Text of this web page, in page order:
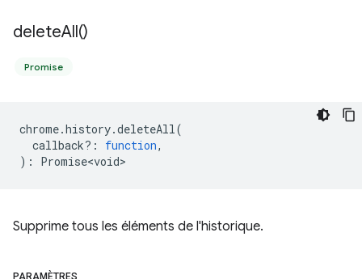
deleteAll()
Promise
chrome.history.deleteAll(
callback? : function,
) : Promise<void>
Supprime tous les éléments de l'historique.
PARAMÈTRES